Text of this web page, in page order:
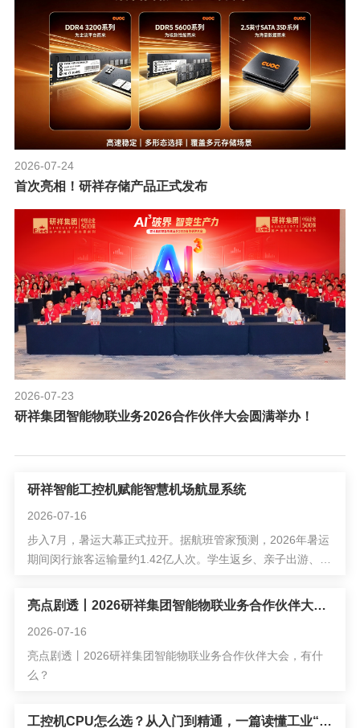
2026-07-24
首次亮相！研祥存储产品正式发布
2026-07-23
研祥集团智能物联业务2026合作伙伴大会圆满举办！
研祥智能工控机赋能智慧机场航显系统
2026-07-16
步入7月，暑运大幕正式拉开。据航班管家预测，2026年暑运
期间闵行旅客运输量约1.42亿人次。学生返乡、亲子出游、避
亮点剧透丨2026研祥集团智能物联业务合作伙伴大会，有什么？
2026-07-16
亮点剧透丨2026研祥集团智能物联业务合作伙伴大会，有什
么？
工控机CPU怎么选？从入门到精通，一篇读懂工业“大脑”的选型密码